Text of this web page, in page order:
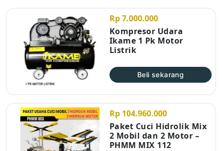
Rp 7.000.000
Kompresor Udara
Ikame 1 Pk Motor
Listrik
Beli sekarang
Rp 104.960.000
Paket Cuci Hidrolik Mix
2 Mobil dan 2 Motor –
PHMM MIX 112